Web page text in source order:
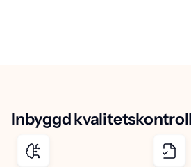
Inbyggd kvalitetskontroll